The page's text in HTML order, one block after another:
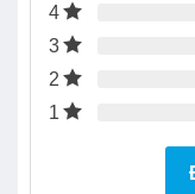
4
3
2
1